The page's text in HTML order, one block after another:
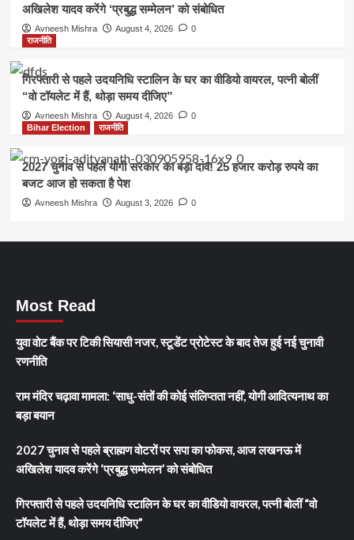
अखिलेश यादव करेंगे ‘प्रबुद्ध सम्मेलन’ को संबोधित
Avneesh Mishra August 4, 2026
0
राजनीति
गिरफ्तारी से पहले उदयनिधि स्टालिन के घर का वीडियो वायरल, पत्नी बोलीं
“वो टॉयलेट में हैं, थोड़ा समय दीजिए”
Avneesh Mishra August 4, 2026
0
Bihar Election
राजनीति
2027 चुनाव से पहले योगी सरकार का बड़ा दांव! 25 हजार करोड़ रुपये का
बजट आज हो सकता है पेश
Avneesh Mishra August 3, 2026 0
Most Read
युवा वोट बैंक पर टिकी सियासी नजर, स्टूडेंट प्रोटेस्ट के बाद तेज हुई नई चुनावी
रणनीति
राम मंदिर चढ़ावा मामला: ‘साधु-संतों की कोई संलिप्तता नहीं’, योगी आदित्यनाथ का
बड़ा बयान
2027 चुनाव से पहले ब्राह्मण वोटरों पर सपा का फोकस, आज लखनऊ में
अखिलेश यादव करेंगे ‘प्रबुद्ध सम्मेलन’ को संबोधित
गिरफ्तारी से पहले उदयनिधि स्टालिन के घर का वीडियो वायरल, पत्नी बोलीं “वो
टॉयलेट में हैं, थोड़ा समय दीजिए”